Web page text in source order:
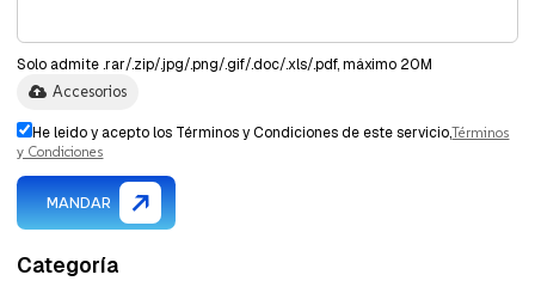
Solo admite .rar/.zip/.jpg/.png/.gif/.doc/.xls/.pdf, máximo 20M
Accesorios
He leido y acepto los Términos y Condiciones de este servicio,Términos
y Condiciones
MANDAR
Categoría